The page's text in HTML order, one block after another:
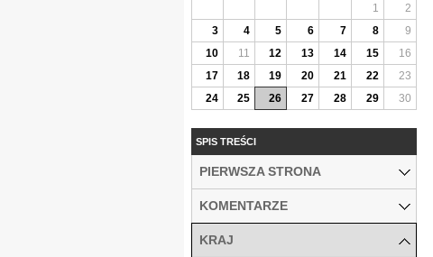
1
2
3
4 5 6 7 8
9
10
11 12 13 14 15
16
17
18 19 20 21 22
23
24
25 26 27 28 29 30
SPIS TREŚCI
PIERWSZA STRONA
KOMENTARZE
KRAJ